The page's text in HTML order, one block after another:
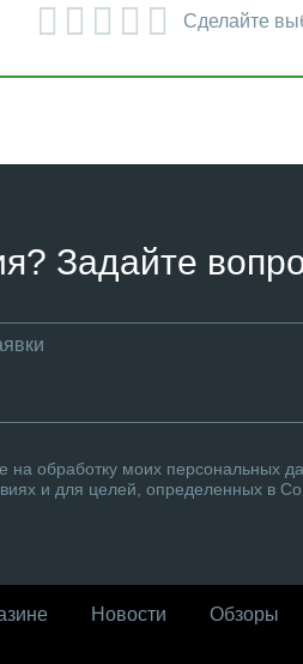
Сделайте
Задайте
обработку моих персональных
и для целей, определенных в
Новости Обзоры